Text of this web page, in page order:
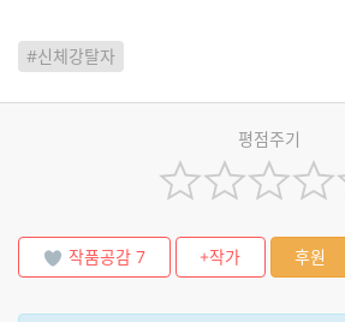
#신체강탈자
평점주기
작품공감 7 +작가 후원